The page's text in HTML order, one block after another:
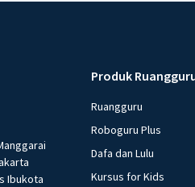
Ibukota
Produk
Ruangguru
Roboguru Plus
Dafa dan Lulu
Kursus for Kids